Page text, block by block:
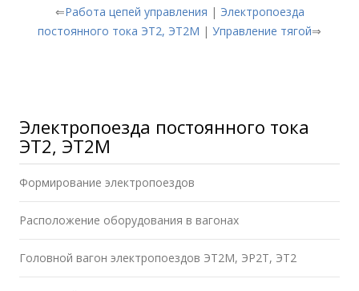
⇐Работа цепей управления | Электропоезда
постоянного тока ЭТ2, ЭТ2М | Управление тягой⇒
Электропоезда постоянного тока
ЭТ2, ЭТ2М
Формирование электропоездов
Расположение оборудования в вагонах
Головной вагон электропоездов ЭТ2М, ЭР2Т, ЭТ2